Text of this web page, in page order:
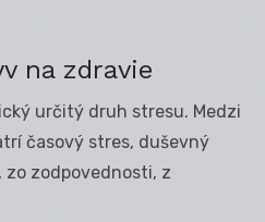
na zdravie
určitý druh stresu. Medzi
časový stres, duševný
zo zodpovednosti, z